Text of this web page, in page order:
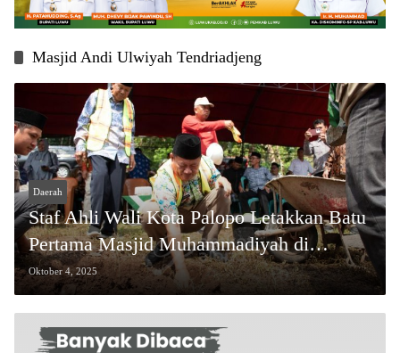
Masjid Andi Ulwiyah Tendriadjeng
Daerah
Staf Ahli Wali Kota Palopo Letakkan Batu
Pertama Masjid Muhammadiyah di
Sendana
Oktober 4, 2025